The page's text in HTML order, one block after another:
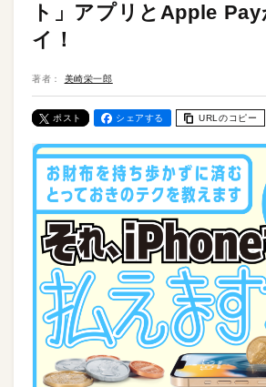
ト」アプリとApple
イ！
著者： 美崎栄一郎
ポスト シェアする URLのコピー